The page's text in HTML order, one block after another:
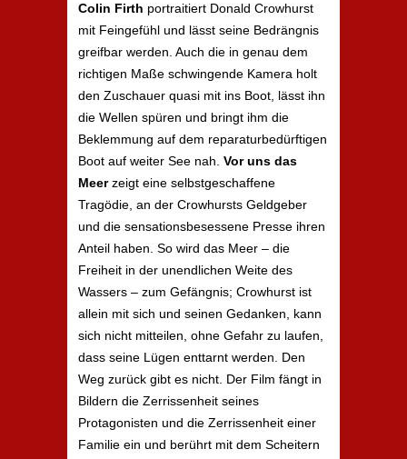
Colin Firth portraitiert Donald Crowhurst
mit Feingefühl und lässt seine Bedrängnis
greifbar werden. Auch die in genau dem
richtigen Maße schwingende Kamera holt
den Zuschauer quasi mit ins Boot, lässt ihn
die Wellen spüren und bringt ihm die
Beklemmung auf dem reparaturbedürftigen
Boot auf weiter See nah. Vor uns das
Meerzeigt eine selbstgeschaffene
Tragödie, an der Crowhursts Geldgeber
und die sensationsbesessene Presse ihren
Anteil haben. So wird das Meer – die
Freiheit in der unendlichen Weite des
Wassers – zum Gefängnis; Crowhurst ist
allein mit sich und seinen Gedanken, kann
sich nicht mitteilen, ohne Gefahr zu laufen,
dass seine Lügen enttarnt werden. Den
Weg zurück gibt es nicht. Der Film fängt in
Bildern die Zerrissenheit seines
Protagonisten und die Zerrissenheit einer
Familie ein und berührt mit dem Scheitern